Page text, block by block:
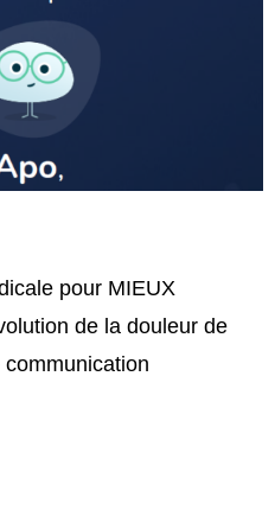
pour MIEUX
de la douleur de
communication